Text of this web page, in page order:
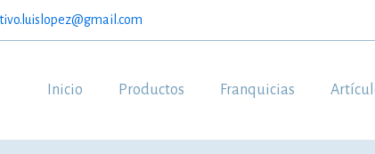
Inicio Productos Franquicias